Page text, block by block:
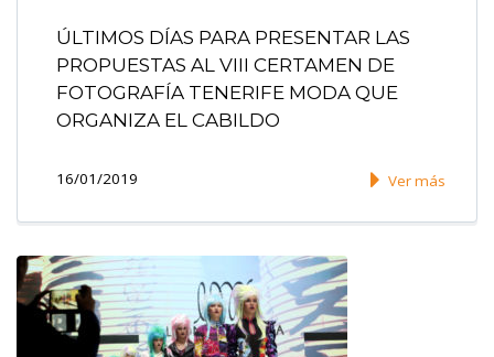
ÚLTIMOS DÍAS PARA PRESENTAR LAS
PROPUESTAS AL VIII CERTAMEN DE
FOTOGRAFÍA TENERIFE MODA QUE
ORGANIZA EL CABILDO
16/01/2019 Ver más